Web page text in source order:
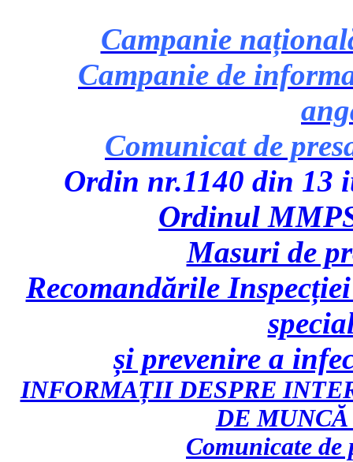
Campanie
Campanie de
Comunicat de
Ordin nr.1140 din 13
Ordinul
Masuri de
Recomandările
și prevenire a
INFORMAȚII DESPRE
DE
Comunicate